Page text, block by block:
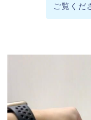
ご覧くだ